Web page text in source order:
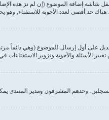
شاشة إضافة الموضوع (إن لم ترَ هذه
حد أقصى لعدد الأجوبة للاستفتاء, وهو
على أول إرسال للموضوع (وهي دائماً
الأسئلة والأجوبة وتزوير الاستفتاءات
وحدهم المشرفون ومدير المنتدى